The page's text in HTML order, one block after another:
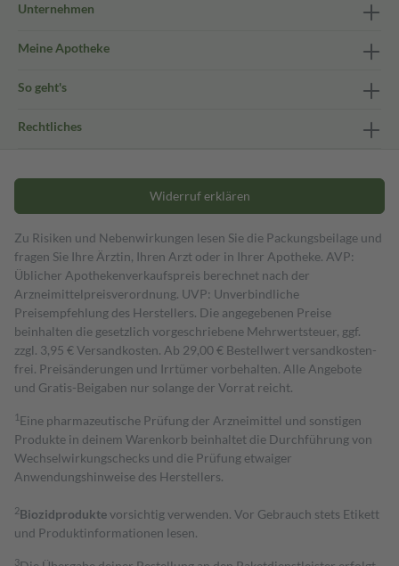
Unternehmen
Meine Apotheke
So geht's
Rechtliches
Widerruf erklären
Zu Risiken und Nebenwirkungen lesen Sie die Packungsbeilage und
fragen Sie Ihre Ärztin, Ihren Arzt oder in Ihrer Apotheke. AVP:
Üblicher Apothekenverkaufspreis berechnet nach der
Arzneimittelpreisverordnung. UVP: Unverbindliche
Preisempfehlung des Herstellers. Die angegebenen Preise
beinhalten die gesetzlich vorgeschriebene Mehrwertsteuer, ggf.
zzgl. 3,95 € Versandkosten. Ab 29,00 € Bestell­wert versand­kosten­
frei. Preisänderungen und Irrtümer vorbehalten. Alle Angebote
und Gratis-Beigaben nur solange der Vorrat reicht.
1 Eine pharmazeutische Prüfung der Arzneimittel und sonstigen
Produkte in deinem Warenkorb beinhaltet die Durchführung von
Wechselwirkungschecks und die Prüfung etwaiger
Anwendungshinweise des Herstellers.
2Biozidproduktevorsichtig verwenden. Vor Gebrauch stets Etikett
und Produktinformationen lesen.
3